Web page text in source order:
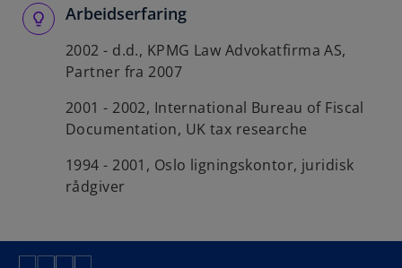
Arbeidserfaring
2002 - d.d., KPMG Law Advokatfirma AS,
Partner fra 2007
2001 - 2002, International Bureau of Fiscal
Documentation, UK tax researche
1994 - 2001, Oslo ligningskontor, juridisk
rådgiver